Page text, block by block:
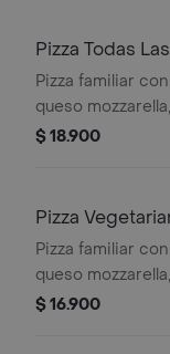
Pizza Todas
Pizza familiar
queso
tocino y salchicha
$ 18.900
Pizza
Pizza familiar
queso
verde, tomate,
$ 16.900